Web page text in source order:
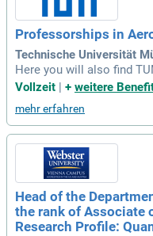
Professorships in
Technische Universität
Here you will also find
processing personal data
the TUM recruitment
Vollzeit
+ weitere
mehr erfahren
Head of the
the rank of Associate
Research Profile: